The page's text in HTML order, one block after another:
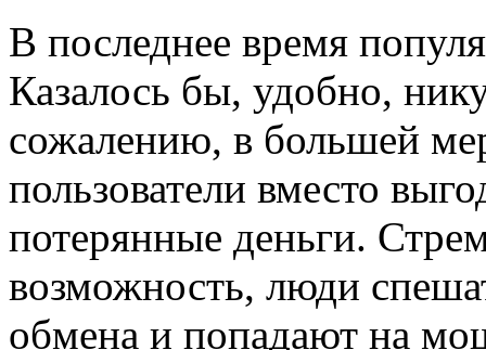
В последнее время
Казалось бы, удобно,
сожалению, в большей
пользователи вместо
потерянные деньги.
возможность, люди
обмена и попадают на